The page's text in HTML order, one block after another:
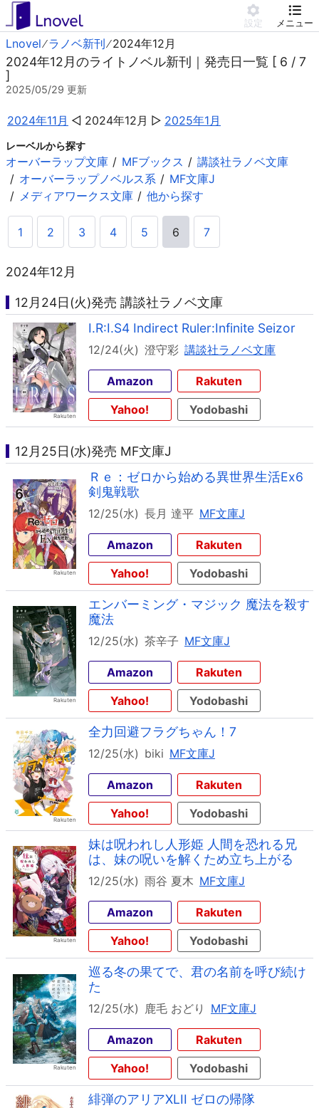
設定 メニュー
Lnovel ラノベ新刊 2024年12月
2024年12月のライトノベル新刊｜発売日一覧 [ 6 / 7
]
2025/05/29 更新
2024年11月 2024年12月 2025年1月
レーベルから探す
オーバーラップ文庫 MFブックス
講談社ラノベ文庫
オーバーラップノベルス系
MF文庫J
メディアワークス文庫
他から探す
1 2 3 4 5 6 7
2024年12月
12月24日(火)発売 講談社ラノベ文庫
I.R:I.S4 Indirect Ruler:Infinite Seizor
12/24(火) 澄守彩 講談社ラノベ文庫
Amazon
Rakuten
Yahoo!
Yodobashi
12月25日(水)発売 MF文庫J
Ｒｅ：ゼロから始める異世界生活Ex6
剣鬼戦歌
12/25(水) 長月 達平 MF文庫J
Amazon
Rakuten
Yahoo!
Yodobashi
エンバーミング・マジック 魔法を殺す
魔法
12/25(水) 茶辛子 MF文庫J
Amazon
Rakuten
Yahoo!
Yodobashi
全力回避フラグちゃん！7
12/25(水) biki MF文庫J
Amazon
Rakuten
Yahoo!
Yodobashi
妹は呪われし人形姫 人間を恐れる兄
は、妹の呪いを解くため立ち上がる
12/25(水) 雨谷 夏木 MF文庫J
Amazon
Rakuten
Yahoo!
Yodobashi
巡る冬の果てで、君の名前を呼び続け
た
12/25(水) 鹿毛 おどり MF文庫J
Amazon
Rakuten
Yahoo!
Yodobashi
緋弾のアリアXLII ゼロの帰隊